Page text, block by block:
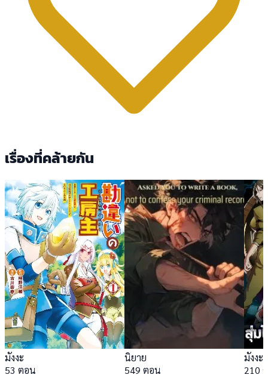
เรื่องที่คล้ายกัน
มังงะ
53 ตอน
นิยาย
549 ตอน
มังงะ
210